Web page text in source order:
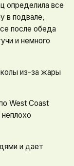
определила все
в подвале,
после обеда
и немного
из-за жары
West Coast
и дает